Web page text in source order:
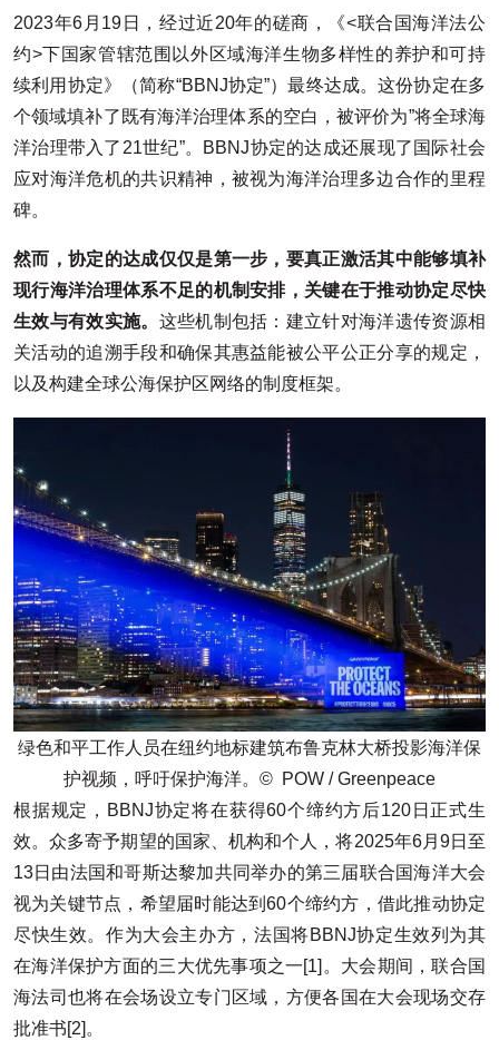
2023年6月19日，经过近20年的磋商，《<联合国海洋法公
约>下国家管辖范围以外区域海洋生物多样性的养护和可持
续利用协定》（简称“BBNJ协定”）最终达成。这份协定在多
个领域填补了既有海洋治理体系的空白，被评价为”将全球海
洋治理带入了21世纪”。BBNJ协定的达成还展现了国际社会
应对海洋危机的共识精神，被视为海洋治理多边合作的里程
碑。
然而，协定的达成仅仅是第一步，要真正激活其中能够填补
现行海洋治理体系不足的机制安排，关键在于推动协定尽快
生效与有效实施。 这些机制包括：建立针对海洋遗传资源相
关活动的追溯手段和确保其惠益能被公平公正分享的规定，
以及构建全球公海保护区网络的制度框架。
绿色和平工作人员在纽约地标建筑布鲁克林大桥投影海洋保
护视频，呼吁保护海洋。© POW / Greenpeace
根据规定，BBNJ协定将在获得60个缔约方后120日正式生
效。众多寄予期望的国家、机构和个人，将2025年6月9日至
13日由法国和哥斯达黎加共同举办的第三届联合国海洋大会
视为关键节点，希望届时能达到60个缔约方，借此推动协定
尽快生效。作为大会主办方，法国将BBNJ协定生效列为其
在海洋保护方面的三大优先事项之一[1]。大会期间，联合国
海法司也将在会场设立专门区域，方便各国在大会现场交存
批准书[2]。